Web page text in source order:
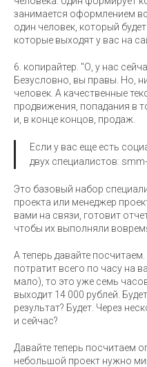
занимается оформлением
один человек, который
которые выходят у вас на
6. копирайтер. "О, у нас
Безусловно, вы правы. Но,
человек. А качественные
продвижения, попадания в
и, в конце концов, продаж.
Если у вас еще есть
двух специалистов:
Это базовый набор
проекта или менеджер
вами на связи, готовит
чтобы их выполняли
А теперь давайте
потратит всего по часу на
мало), то это уже семь
выходит 14 000 рублей.
результат? Будет. Через
и сейчас?
Давайте теперь посчитаем
небольшой проект нужно